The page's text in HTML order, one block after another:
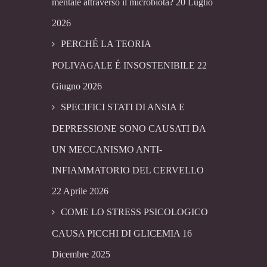
2026
PERCHÉ LA TEORIA
POLIVAGALE É INSOSTENIBILE 22
Giugno 2026
SPECIFICI STATI DI ANSIA E
DEPRESSIONE SONO CAUSATI DA
UN MECCANISMO ANTI-
INFIAMMATORIO DEL CERVELLO
22 Aprile 2026
COME LO STRESS PSICOLOGICO
CAUSA PICCHI DI GLICEMIA 16
Dicembre 2025